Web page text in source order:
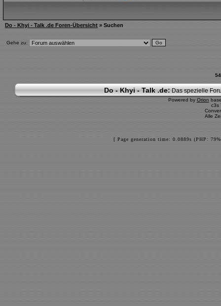
Do - Khyi - Talk .de Foren-Übersicht » Suchen
Gehe zu:
Do - Khyi - Talk .de: Das spezielle
Powered by Orion
c3s
Alle
[ Page generation time: 0.0889s (PHP: